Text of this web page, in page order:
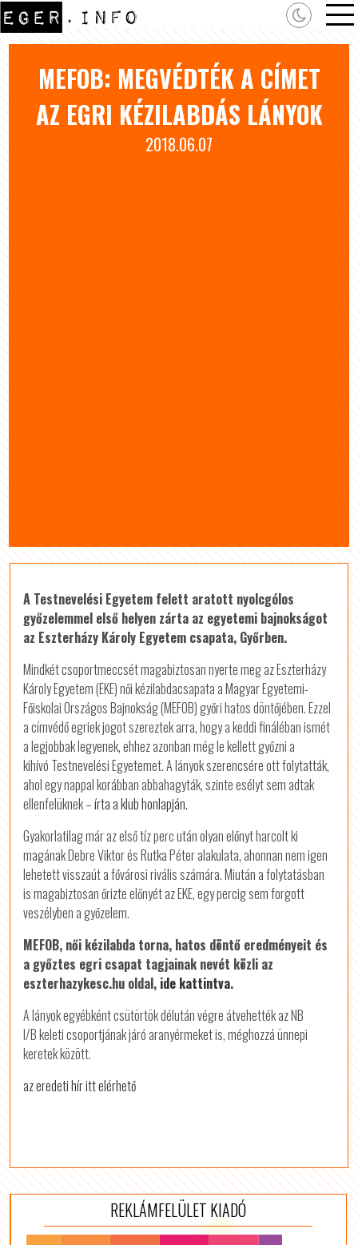
MEFOB: MEGVÉDTÉK A CÍMET
AZ EGRI KÉZILABDÁS LÁNYOK
2018.06.07
A Testnevelési Egyetem felett aratott nyolcgólos
győzelemmel első helyen zárta az egyetemi bajnokságot
az Eszterházy Károly Egyetem csapata, Győrben.
Mindkét csoportmeccsét magabiztosan nyerte meg az Eszterházy
Károly Egyetem (EKE) női kézilabdacsapata a Magyar Egyetemi-
Főiskolai Országos Bajnokság (MEFOB) győri hatos döntőjében. Ezzel
a címvédő egriek jogot szereztek arra, hogy a keddi fináléban ismét
a legjobbak legyenek, ehhez azonban még le kellett győzni a
kihívó Testnevelési Egyetemet. A lányok szerencsére ott folytatták,
ahol egy nappal korábban abbahagyták, szinte esélyt sem adtak
ellenfelüknek –írta a klub honlapján.
Gyakorlatilag már az első tíz perc után olyan előnyt harcolt ki
magának Debre Viktor és Rutka Péter alakulata, ahonnan nem igen
lehetett visszaút a fővárosi rivális számára. Miután a folytatásban
is magabiztosan őrizte előnyét az EKE, egy percig sem forgott
veszélyben a győzelem.
MEFOB, női kézilabda torna, hatos döntő eredményeit és
a győztes egri csapat tagjainak nevét közli az
eszterhazykesc.hu oldal, ide kattintva.
A lányok egyébként csütörtök délután végre átvehették az NB
I/B keleti csoportjának járó aranyérmeket is, méghozzá ünnepi
keretek között.
az eredeti hír itt elérhető
REKLÁMFELÜLET KIADÓ